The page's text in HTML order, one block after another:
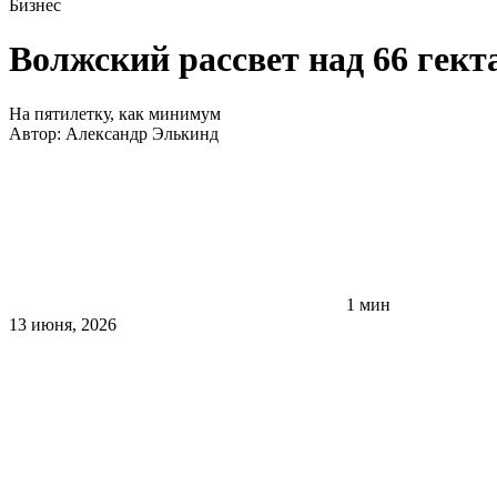
Бизнес
Волжский рассвет над 66
На пятилетку, как минимум
Автор: Александр Элькинд
1 мин
13 июня, 2026